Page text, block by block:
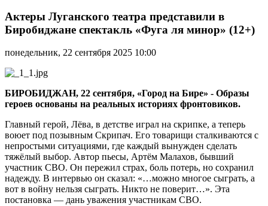
Луганского
театра
представили
Биробиджане
спектакль
«Фуга
ля
минор»
Актеры Луганского театра представили в
Биробиджане спектакль «Фуга ля минор» (12+)
понедельник, 22 сентября 2025 10:00
БИРОБИДЖАН, 22 сентября, «Город на Бире» - Образы
героев основаны на реальных историях фронтовиков.
Главный герой, Лёва, в детстве играл на скрипке, а теперь
воюет под позывным Скрипач. Его товарищи сталкиваются с
непростыми ситуациями, где каждый вынужден сделать
тяжёлый выбор. Автор пьесы, Артём Малахов, бывший
участник СВО. Он пережил страх, боль потерь, но сохранил
надежду. В интервью он сказал: «…можно многое сыграть, а
вот в войну нельзя сыграть. Никто не поверит…». Эта
постановка — дань уважения участникам СВО.